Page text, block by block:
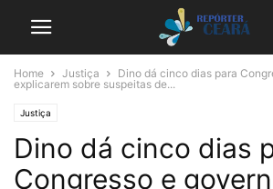
Home Justiça
Dino dá cinco dias para
explicarem sobre suspeitas de...
Justiça
Dino dá cinco dias
Congresso e